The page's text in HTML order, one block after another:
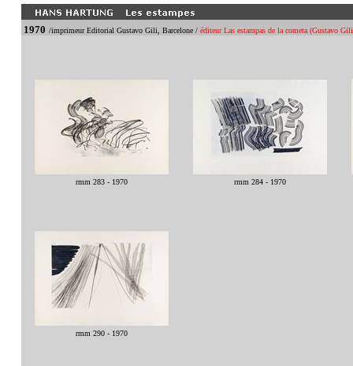
rmm 283 - 1970 rmm 284 - 1970
rmm 290 - 1970
1970 /imprimeur Editorial Gustavo Gili, Barcelone /éditeur Las estampas de la cometa (Gustavo